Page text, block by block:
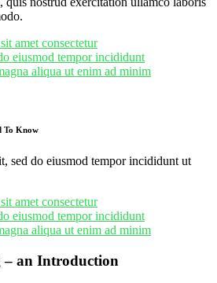
amet consectetur
eiusmod tempor incididunt
aliqua ut enim ad minim
To Know
sed do eiusmod tempor incididunt ut
amet consectetur
eiusmod tempor incididunt
aliqua ut enim ad minim
an Introduction